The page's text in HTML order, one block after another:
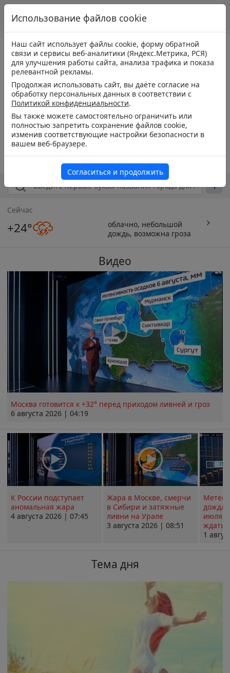
Сейчас
+24°
облачно, небольшой
дождь, возможна гроза
Видео
Москва готовится к +32° перед приходом ливней и гроз
6 августа 2026 | 04:19
К России подступает
аномальная жара
4 августа 2026 | 07:45
Жара в Москве, смерчи
в Сибири и затяжные
ливни на Урале
3 августа 2026 | 08:51
июля;
ждать
1
Тема дня
Использование файлов cookie
Наш сайт использует файлы cookie, форму обратной
связи и сервисы веб-аналитики (Яндекс.Метрика, РСЯ)
для улучшения работы сайта, анализа трафика и показа
релевантной рекламы.
Продолжая использовать сайт, вы даёте согласие на
обработку персональных данных в соответствии с
Политикой конфиденциальности.
Вы также можете самостоятельно ограничить или
полностью запретить сохранение файлов cookie,
изменив соответствующие настройки безопасности в
вашем веб-браузере.
Согласиться и продолжить